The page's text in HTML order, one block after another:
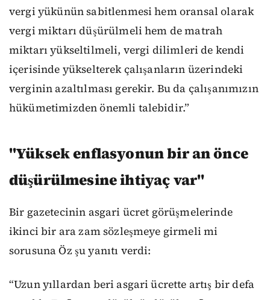
vergi yükünün sabitlenmesi hem oransal olarak
vergi miktarı düşürülmeli hem de matrah
miktarı yükseltilmeli, vergi dilimleri de kendi
içerisinde yükselterek çalışanların üzerindeki
verginin azaltılması gerekir. Bu da çalışanımızın
hükümetimizden önemli talebidir.”
"Yüksek enflasyonun bir an önce
düşürülmesine ihtiyaç var"
Bir gazetecinin asgari ücret görüşmelerinde
ikinci bir ara zam sözleşmeye girmeli mi
sorusuna Öz şu yanıtı verdi:
“Uzun yıllardan beri asgari ücrette artış bir defa